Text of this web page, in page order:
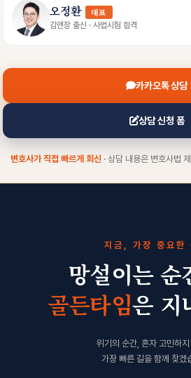
오정환 대표
김앤장 출신 · 사법시험 합격
카카오톡 상담
상담 신청 폼
변호사가 직접 빠르게 회신 · 상담 내용은 변호사법
지금, 가장 중요한
망설이는 순
골든타임은 지
위기의 순간, 혼자 고민하
가장 빠른 길을 함께 찾겠